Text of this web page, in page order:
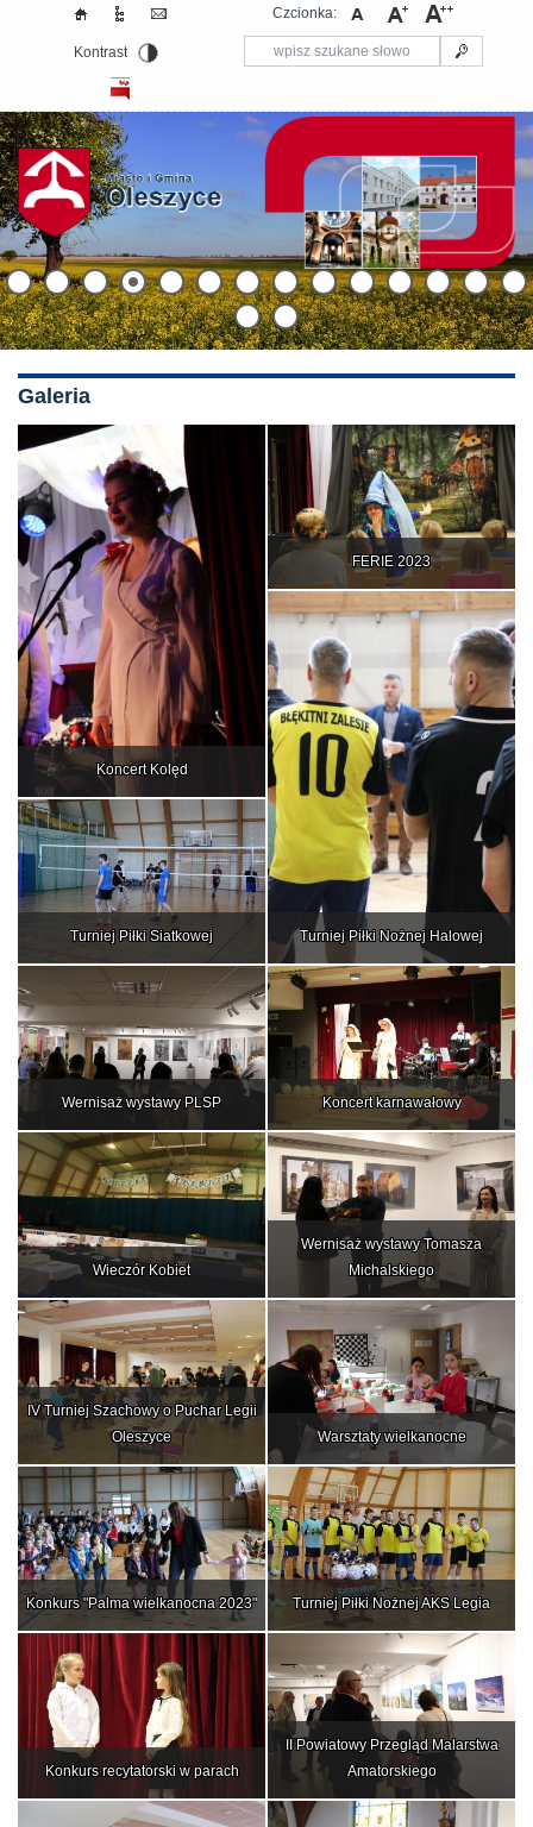
Czcionka:
Kontrast
Galeria
Koncert Kolęd
FERIE 2023
Turniej Piłki Nożnej Halowej
Turniej Piłki Siatkowej
Wernisaż wystawy PLSP Koncert karnawałowy
Wieczór Kobiet
Wernisaż wystawy Tomasza
Michalskiego
IV Turniej Szachowy o Puchar Legii
Oleszyce
Warsztaty wielkanocne
Konkurs "Palma wielkanocna 2023" Turniej Piłki Nożnej AKS Legia
Konkurs recytatorski w parach
II Powiatowy Przegląd Malarstwa
Amatorskiego